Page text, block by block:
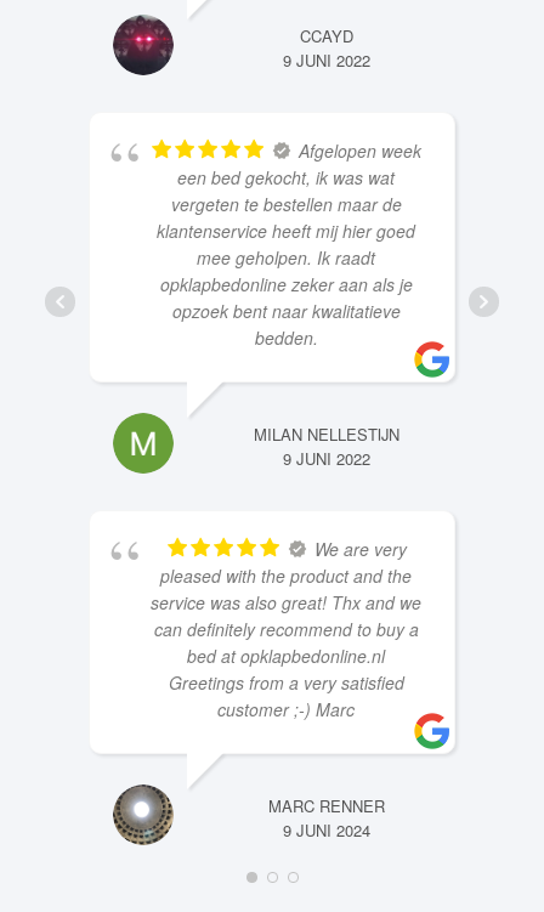
CCAYD
9 JUNI 2022
Afgelopen week
een bed gekocht, ik was wat
vergeten te bestellen maar de
klantenservice heeft mij hier goed
mee geholpen. Ik raadt
opklapbedonline zeker aan als je
opzoek bent naar kwalitatieve
bedden.
MILAN NELLESTIJN
9 JUNI 2022
We are very
pleased with the product and the
service was also great! Thx and we
can definitely recommend to buy a
bed at opklapbedonline.nl
Greetings from a very satisfied
customer ;-) Marc
MARC RENNER
9 JUNI 2024